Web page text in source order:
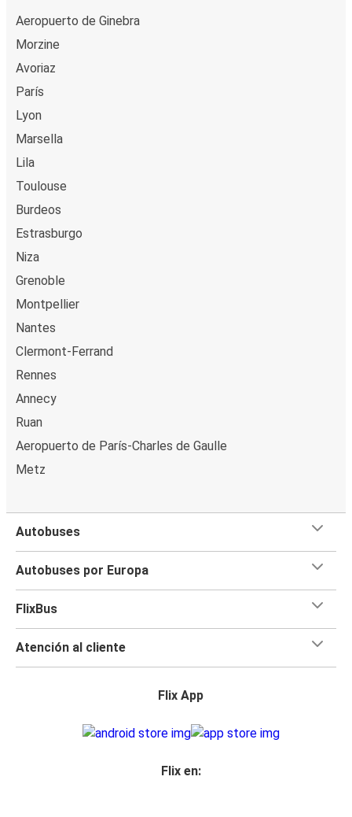
Aeropuerto de Ginebra
Morzine
Avoriaz
París
Lyon
Marsella
Lila
Toulouse
Burdeos
Estrasburgo
Niza
Grenoble
Montpellier
Nantes
Clermont-Ferrand
Rennes
Annecy
Ruan
Aeropuerto de París-Charles de Gaulle
Metz
Autobuses
Autobuses por Europa
FlixBus
Atención al cliente
Flix App
Flix en: